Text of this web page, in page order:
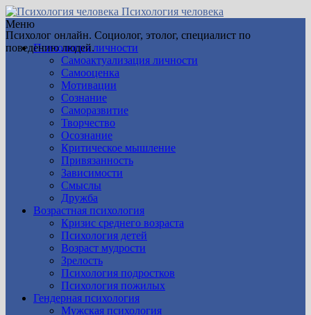
Психология человека
Психолог онлайн. Социолог, этолог, специалист по
поведению людей.
Меню
Психология личности
Самоактуализация личности
Самооценка
Мотивации
Сознание
Саморазвитие
Творчество
Осознание
Критическое мышление
Привязанность
Зависимости
Смыслы
Дружба
Возрастная психология
Кризис среднего возраста
Психология детей
Возраст мудрости
Зрелость
Психология подростков
Психология пожилых
Гендерная психология
Мужская психология